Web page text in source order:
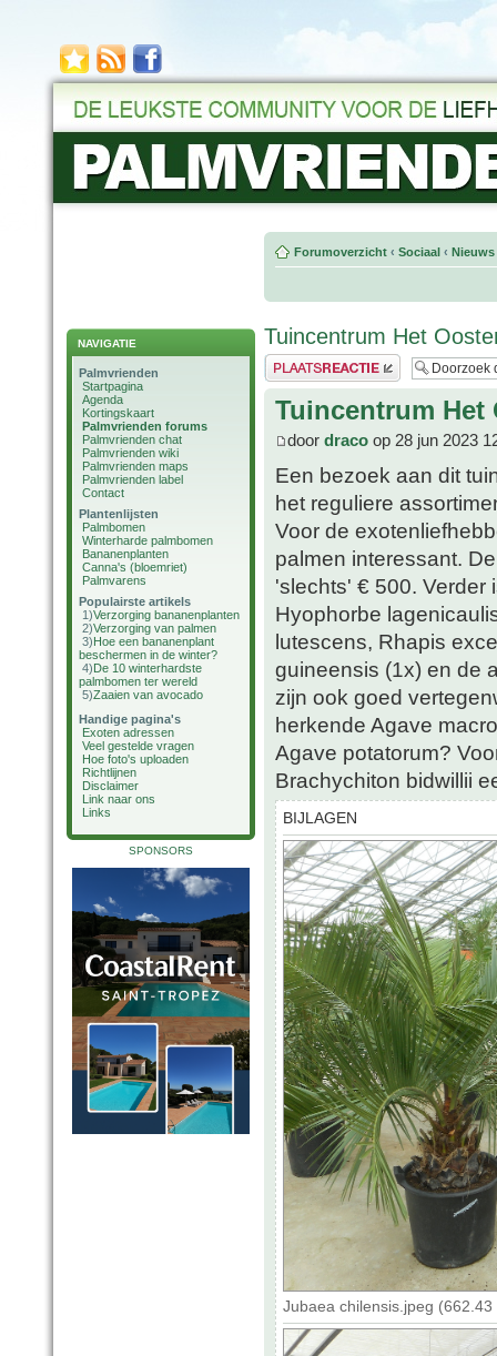
NAVIGATIE
Palmvrienden
Startpagina
Agenda
Kortingskaart
Palmvrienden forums
Palmvrienden chat
Palmvrienden wiki
Palmvrienden maps
Palmvrienden label
Contact
Plantenlijsten
Palmbomen
Winterharde palmbomen
Bananenplanten
Canna's (bloemriet)
Palmvarens
Populairste artikels
1)Verzorging bananenplanten
2)Verzorging van palmen
3)Hoe een bananenplant
beschermen in de winter?
4)De 10 winterhardste
palmbomen ter wereld
5)Zaaien van avocado
Handige pagina's
Exoten adressen
Veel gestelde vragen
Hoe foto's uploaden
Richtlijnen
Disclaimer
Link naar ons
Links
SPONSORS
Forumoverzicht ‹ Sociaal ‹
Tuincentrum Het
Plaats een reactie
Tuincentrum Het
door draco op 28 jun 2023
Een bezoek aan dit
het reguliere
Voor de
palmen interessant.
'slechts' € 500. Verder
Hyophorbe
lutescens, Rhapis
guineensis (1x) en de
zijn ook goed
herkende Agave
Agave potatorum?
Brachychiton bidwillii
BIJLAGEN
Jubaea chilensis.jpeg